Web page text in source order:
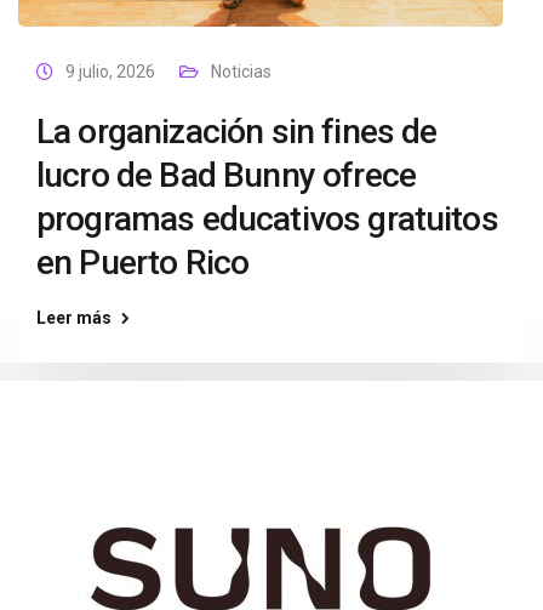
9 julio, 2026 Noticias
La organización sin fines de
lucro de Bad Bunny ofrece
programas educativos gratuitos
en Puerto Rico
Leer más